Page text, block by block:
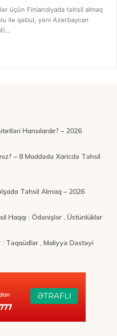
üçün Finlandiyada təhsil almaq
ilə qəbul, yəni Azərbaycan
Hansılardır? – 2026
– 8 Maddədə Xaricdə Təhsil
Təhsil Almaq – 2026
Haqqı : Ödənişlər , Üstünlüklər
Təqaüdlər , Maliyyə Dəstəyi